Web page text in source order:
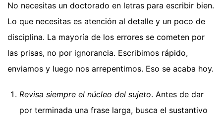
No necesitas un doctorado en letras para escribir bien.
Lo que necesitas es atención al detalle y un poco de
disciplina. La mayoría de los errores se cometen por
las prisas, no por ignorancia. Escribimos rápido,
enviamos y luego nos arrepentimos. Eso se acaba hoy.
Revisa siempre el núcleo del sujeto. Antes de dar
por terminada una frase larga, busca el sustantivo